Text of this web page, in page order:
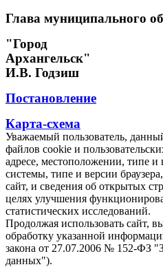
Глава муниципального
"Город
Архангельск"
И.В. Годзиш
Постановление
Карта-схема
Уважаемый пользователь,
файлов cookie и
адресе, местоположении, типе
системы, типе и версии
сайт, и сведения об открытых
целях улучшения
статистических исследований.
Продолжая использовать сайт,
обработку указанной
закона от 27.07.2006 № 152-ФЗ
данных").